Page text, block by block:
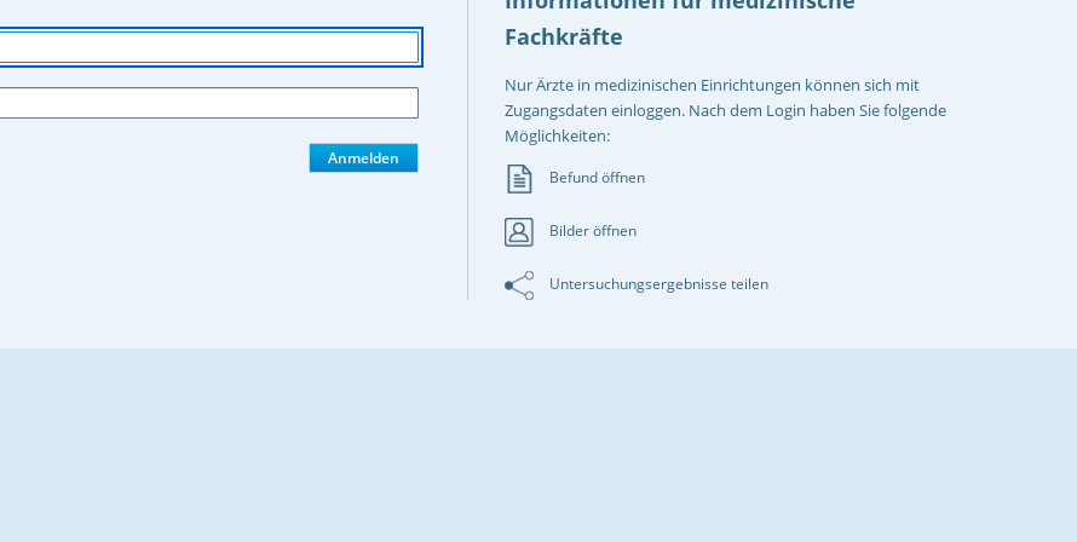
Fachkräfte
Nur Ärzte in medizinischen Einrichtungen können sich mit
Zugangsdaten einloggen. Nach dem Login haben Sie folgende
Möglichkeiten:
Befund öffnen
Bilder öffnen
Untersuchungsergebnisse teilen